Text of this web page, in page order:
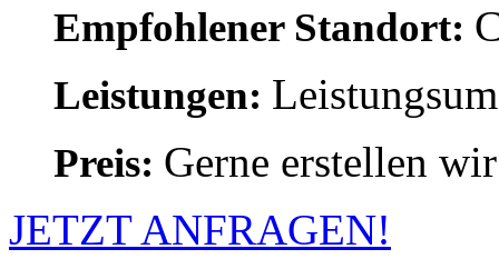
Empfohlener Standort:
Leistungen:
Preis: Gerne erstellen
JETZT ANFRAGEN!